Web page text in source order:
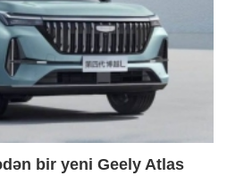
bir yeni Geely Atlas